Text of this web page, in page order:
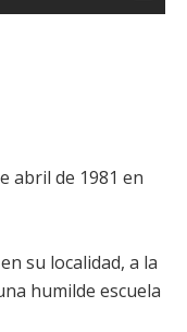
abril de 1981 en
su localidad, a la
humilde escuela